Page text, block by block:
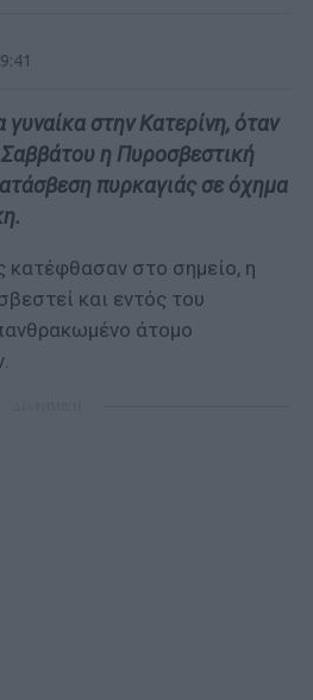
στην Κατερίνη, όταν
η Πυροσβεστική
πυρκαγιάς σε όχημα
κατέφθασαν στο σημείο, η
και εντός του
άτομο